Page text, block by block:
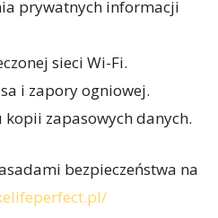
prywatnych informacji
sieci Wi-Fi.
i zapory ogniowej.
zapasowych danych.
bezpieczeństwa na